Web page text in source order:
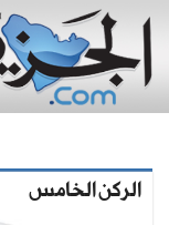
الركن الخامس